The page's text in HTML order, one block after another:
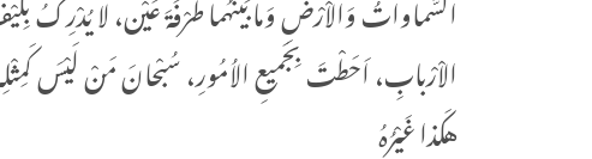
الاْرْبابِ، اَحَطْتَ بِجَمیعِ الاُمُورِ، سُبْحانَ مَنْ لَيْسَ
هكَذا غَيْرُهُ